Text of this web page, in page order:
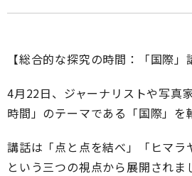
【総合的な探究の時間：「国際」
4月22日、ジャーナリストや写真
時間」のテーマである「国際」を
講話は「点と点を結べ」「ヒマラ
という三つの視点から展開され